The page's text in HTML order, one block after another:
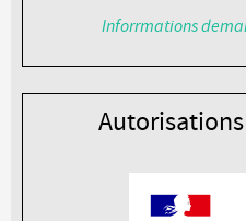
Inforrmations